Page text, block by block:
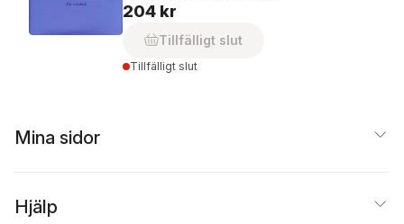
204 kr
Tillfälligt slut
Tillfälligt slut
Mina sidor
Hjälp